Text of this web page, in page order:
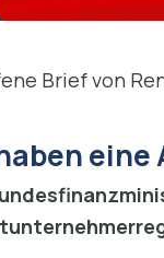
Brief von
eine